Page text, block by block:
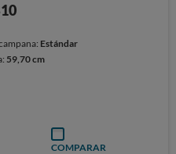
Estándar
59,70 cm
COMPARAR